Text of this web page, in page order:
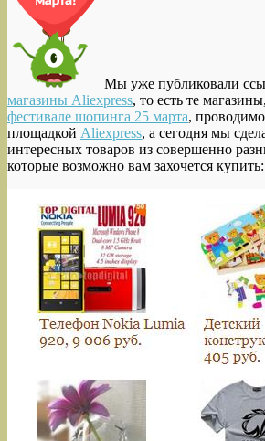
Мы уже публиковали
магазины Aliexpress, то есть те
фестивале шопинга 25 марта,
площадкой Aliexpress, а сегодня мы
интересных товаров из совершенно
которые возможно вам захочется купить: